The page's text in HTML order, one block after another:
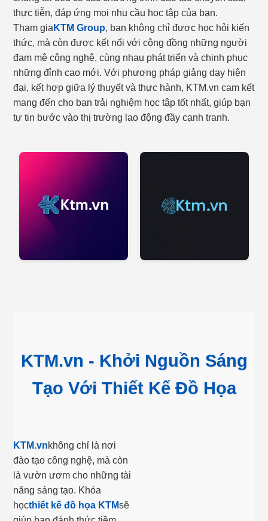
thực tiễn, đáp ứng mọi nhu cầu học tập của bạn.
Tham gia KTM Group, bạn không chỉ được học hỏi kiến
thức, mà còn được kết nối với cộng đồng những người
đam mê công nghệ, cùng nhau phát triển và chinh phục
những đỉnh cao mới. Với phương pháp giảng dạy hiện
đại, kết hợp giữa lý thuyết và thực hành, KTM.vn cam kết
mang đến cho bạn trải nghiệm học tập tốt nhất, giúp bạn
tự tin bước vào thị trường lao động đầy cạnh tranh.
KTM.vn - Khởi Nguồn Sáng
Tạo Với Thiết Kế Đồ Họa
KTM.vnkhông chỉ là nơi
đào tạo công nghệ, mà còn
là vườn ươm cho những tài
năng sáng tạo. Khóa
họcthiết kế đồ họa KTMsẽ